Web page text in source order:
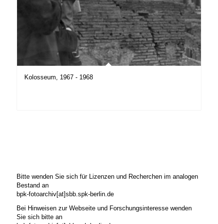
Kolosseum, 1967 - 1968
Bitte wenden Sie sich für Lizenzen und Recherchen im analogen
Bestand an
bpk-fotoarchiv[at]sbb.spk-berlin.de
Bei Hinweisen zur Webseite und Forschungsinteresse wenden
Sie sich bitte an